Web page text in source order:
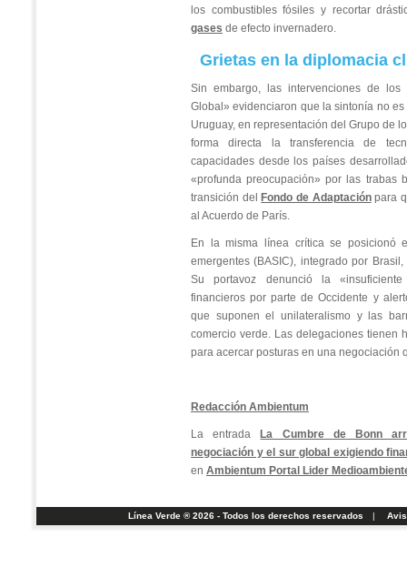
los combustibles fósiles y recortar
gases de efecto invernadero.
Grietas en la diplomacia
Sin embargo, las intervenciones de
Global» evidenciaron que la sintonía no
Uruguay, en representación del Grupo de
forma directa la transferencia de
capacidades desde los países
«profunda preocupación» por las trabas
transición del
Fondo de Adaptaciónpara
al Acuerdo de París.
En la misma línea crítica se posicionó
emergentes (BASIC), integrado por
Su portavoz denunció la
financieros por parte de Occidente y
que suponen el unilateralismo y las
comercio verde. Las delegaciones tienen
para acercar posturas en una negociación
Redacción Ambientum
La entrada
La Cumbre de Bonn
negociación y el sur global exigiendo
en Ambientum Portal Lider
Línea Verde ® 2026 - Todos los derechos reservados |